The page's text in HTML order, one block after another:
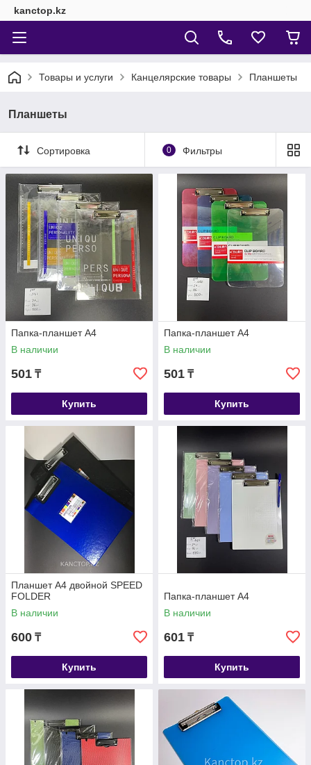
kanctop.kz
Товары и услуги Канцелярские товары Планшеты
Планшеты
Сортировка 0 Фильтры
Папка-планшет А4
В наличии
501 ₸
Купить
Папка-планшет А4
В наличии
501 ₸
Купить
Планшет А4 двойной SPEED
FOLDER
В наличии
600 ₸
Купить
Папка-планшет А4
В наличии
601 ₸
Купить